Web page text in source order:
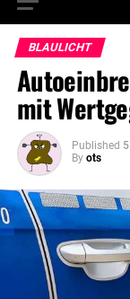
BLAULICHT
mit
Published
By ots